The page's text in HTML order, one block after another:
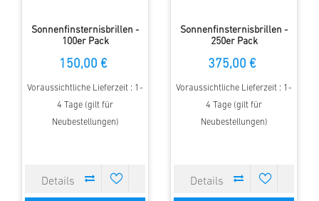
Sonnenfinsternisbrillen -
100er Pack
150,00 €
Voraussichtliche Lieferzeit : 1-
4 Tage (gilt für
Neubestellungen)
Sonnenfinsternisbrillen -
250er Pack
375,00 €
Voraussichtliche Lieferzeit : 1-
4 Tage (gilt für
Neubestellungen)